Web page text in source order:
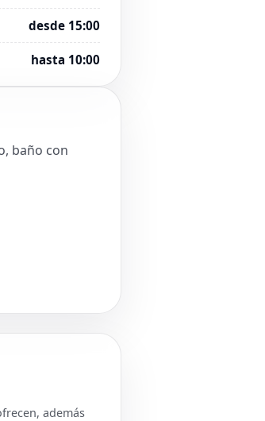
desde 15:00
hasta 10:00
baño con
además